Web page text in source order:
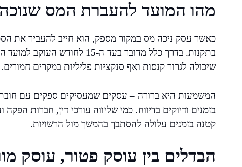
מהו המועד להעברת המס
כאשר עסק ניכה מס במקור מספק, הוא חייב להעביר את
בתקנות. בדרך כלל מדובר בעד
שיכולה לגרור קנסות ואף סנקציות פליליות במקרים חמורים.
המשמעות היא ברורה – עסקים שמעסיקים ספקים עם חובת
בזמנים ודיוקים בדיווח. כמי שליווה עורכי דין, חברות
קטנה בזמנים עלולה להסתבך בהמשך מול הרשויות.
הבדלים בין עוסק פטור, עוסק